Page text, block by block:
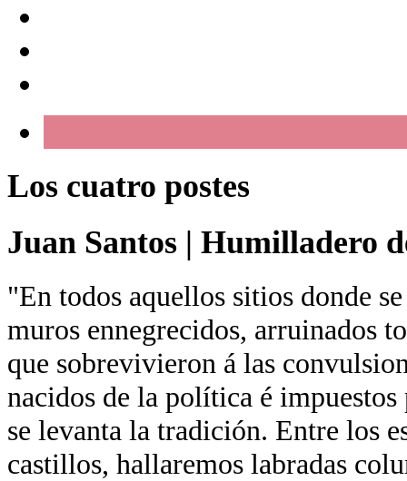
Los cuatro postes
Juan Santos | Humilladero
"En todos aquellos sitios donde
muros ennegrecidos, arruinados
que sobrevivieron á las
nacidos de la política é
se levanta la tradición. Entre los
castillos, hallaremos labradas